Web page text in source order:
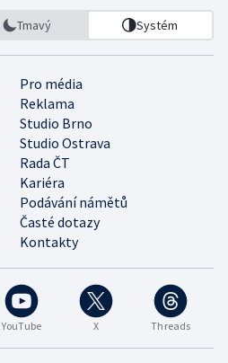
Tmavý Systém
Pro média
Reklama
Studio Brno
Studio Ostrava
Rada ČT
Kariéra
Podávání námětů
Časté dotazy
Kontakty
YouTube X Threads